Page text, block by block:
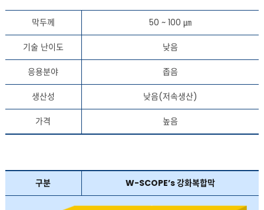
막두께 50 ~ 100 ㎛
기술 난이도 낮음
응용분야 좁음
생산성 낮음(저속생산)
가격 높음
구분 W-SCOPE’s 강화복합막